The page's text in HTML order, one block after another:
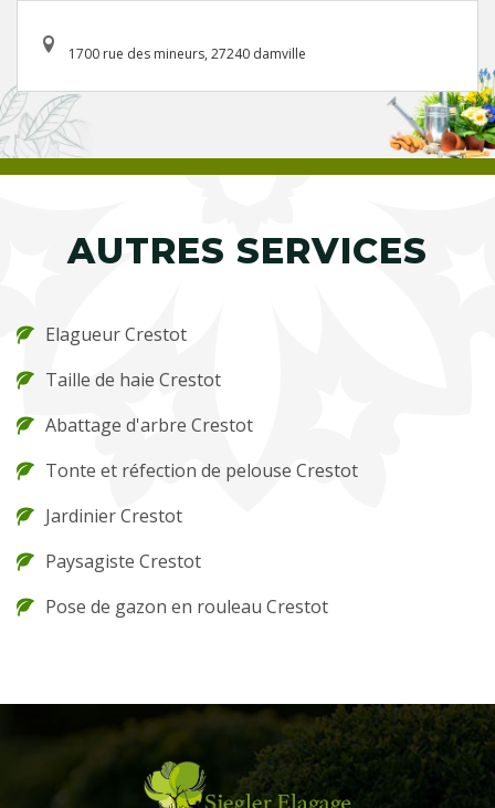
1700 rue des mineurs, 27240 damville
AUTRES SERVICES
Elagueur Crestot
Taille de haie Crestot
Abattage d'arbre Crestot
Tonte et réfection de pelouse Crestot
Jardinier Crestot
Paysagiste Crestot
Pose de gazon en rouleau Crestot